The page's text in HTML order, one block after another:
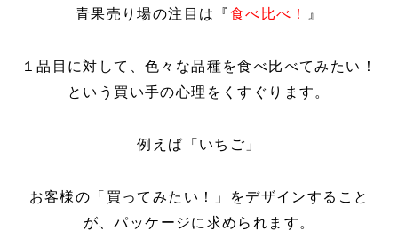
青果売り場の注目は『食べ比べ！ 』
１品目に対して、色々な品種を食べ比べてみたい！
という買い手の心理をくすぐります。
例えば「いちご」
お客様の「買ってみたい！」をデザインすること
が、パッケージに求められます。